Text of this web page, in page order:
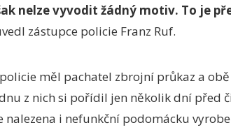
nelze vyvodit žádný motiv. To je
zástupce policie Franz Ruf.
měl pachatel zbrojní průkaz a
z nich si pořídil jen několik dní před
nalezena i nefunkční podomácku